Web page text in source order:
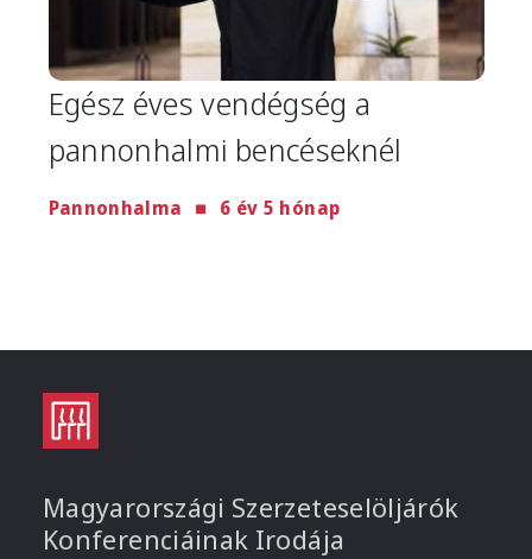
Egész éves vendégség a
pannonhalmi bencéseknél
Pannonhalma 6 év 5 hónap
Magyarországi Szerzeteselöljárók
Konferenciáinak Irodája